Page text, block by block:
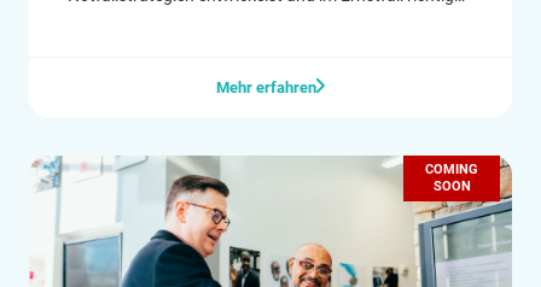
Mehr erfahren
COMING
SOON